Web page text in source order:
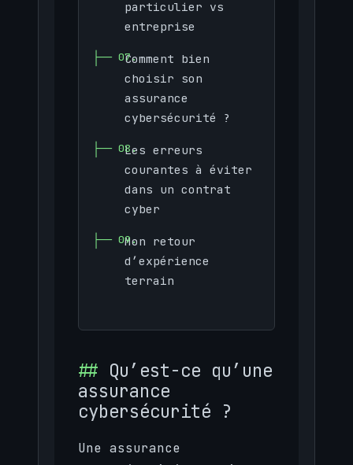
particulier vs
entreprise
Comment bien
choisir son
assurance
cybersécurité ?
Les erreurs
courantes à éviter
dans un contrat
cyber
Mon retour
d’expérience
terrain
Qu’est-ce qu’une
assurance
cybersécurité ?
Une assurance